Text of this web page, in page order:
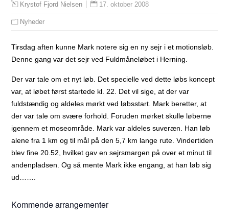
Krystof Fjord Nielsen 17. oktober 2008
Nyheder
Tirsdag aften kunne Mark notere sig en ny sejr i et motionsløb.
Denne gang var det sejr ved Fuldmåneløbet i Herning.
Der var tale om et nyt løb. Det specielle ved dette løbs koncept
var, at løbet først startede kl. 22. Det vil sige, at der var
fuldstændig og aldeles mørkt ved løbsstart. Mark beretter, at
der var tale om svære forhold. Foruden mørket skulle løberne
igennem et moseområde. Mark var aldeles suveræn. Han løb
alene fra 1 km og til mål på den 5,7 km lange rute. Vindertiden
blev fine 20.52, hvilket gav en sejrsmargen på over et minut til
andenpladsen. Og så mente Mark ikke engang, at han løb sig
ud…….
Kommende arrangementer